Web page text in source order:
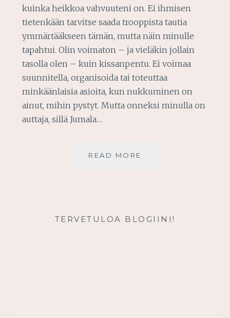
kuinka heikkoa vahvuuteni on. Ei ihmisen
tietenkään tarvitse saada trooppista tautia
ymmärtääkseen tämän, mutta näin minulle
tapahtui. Olin voimaton – ja vieläkin jollain
tasolla olen – kuin kissanpentu. Ei voimaa
suunnitella, organisoida tai toteuttaa
minkäänlaisia asioita, kun nukkuminen on
ainut, mihin pystyt. Mutta onneksi minulla on
auttaja, sillä Jumala…
READ MORE
TERVETULOA BLOGIINI!